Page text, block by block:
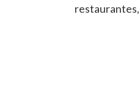
restaurantes,